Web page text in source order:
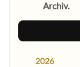
Archiv.
2026